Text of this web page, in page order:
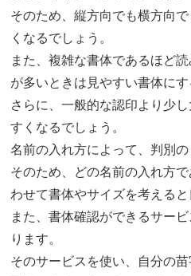
そのため、縦方向でも横方向
くなるでしょう。
また、複雑な書体であるほど
が多いときは見やすい書体にす
さらに、一般的な認印より少
すくなるでしょう。
名前の入れ方によって、判別の
そのため、どの名前の入れ方
わせて書体やサイズを考えると
また、書体確認ができるサー
ります。
そのサービスを使い、自分の